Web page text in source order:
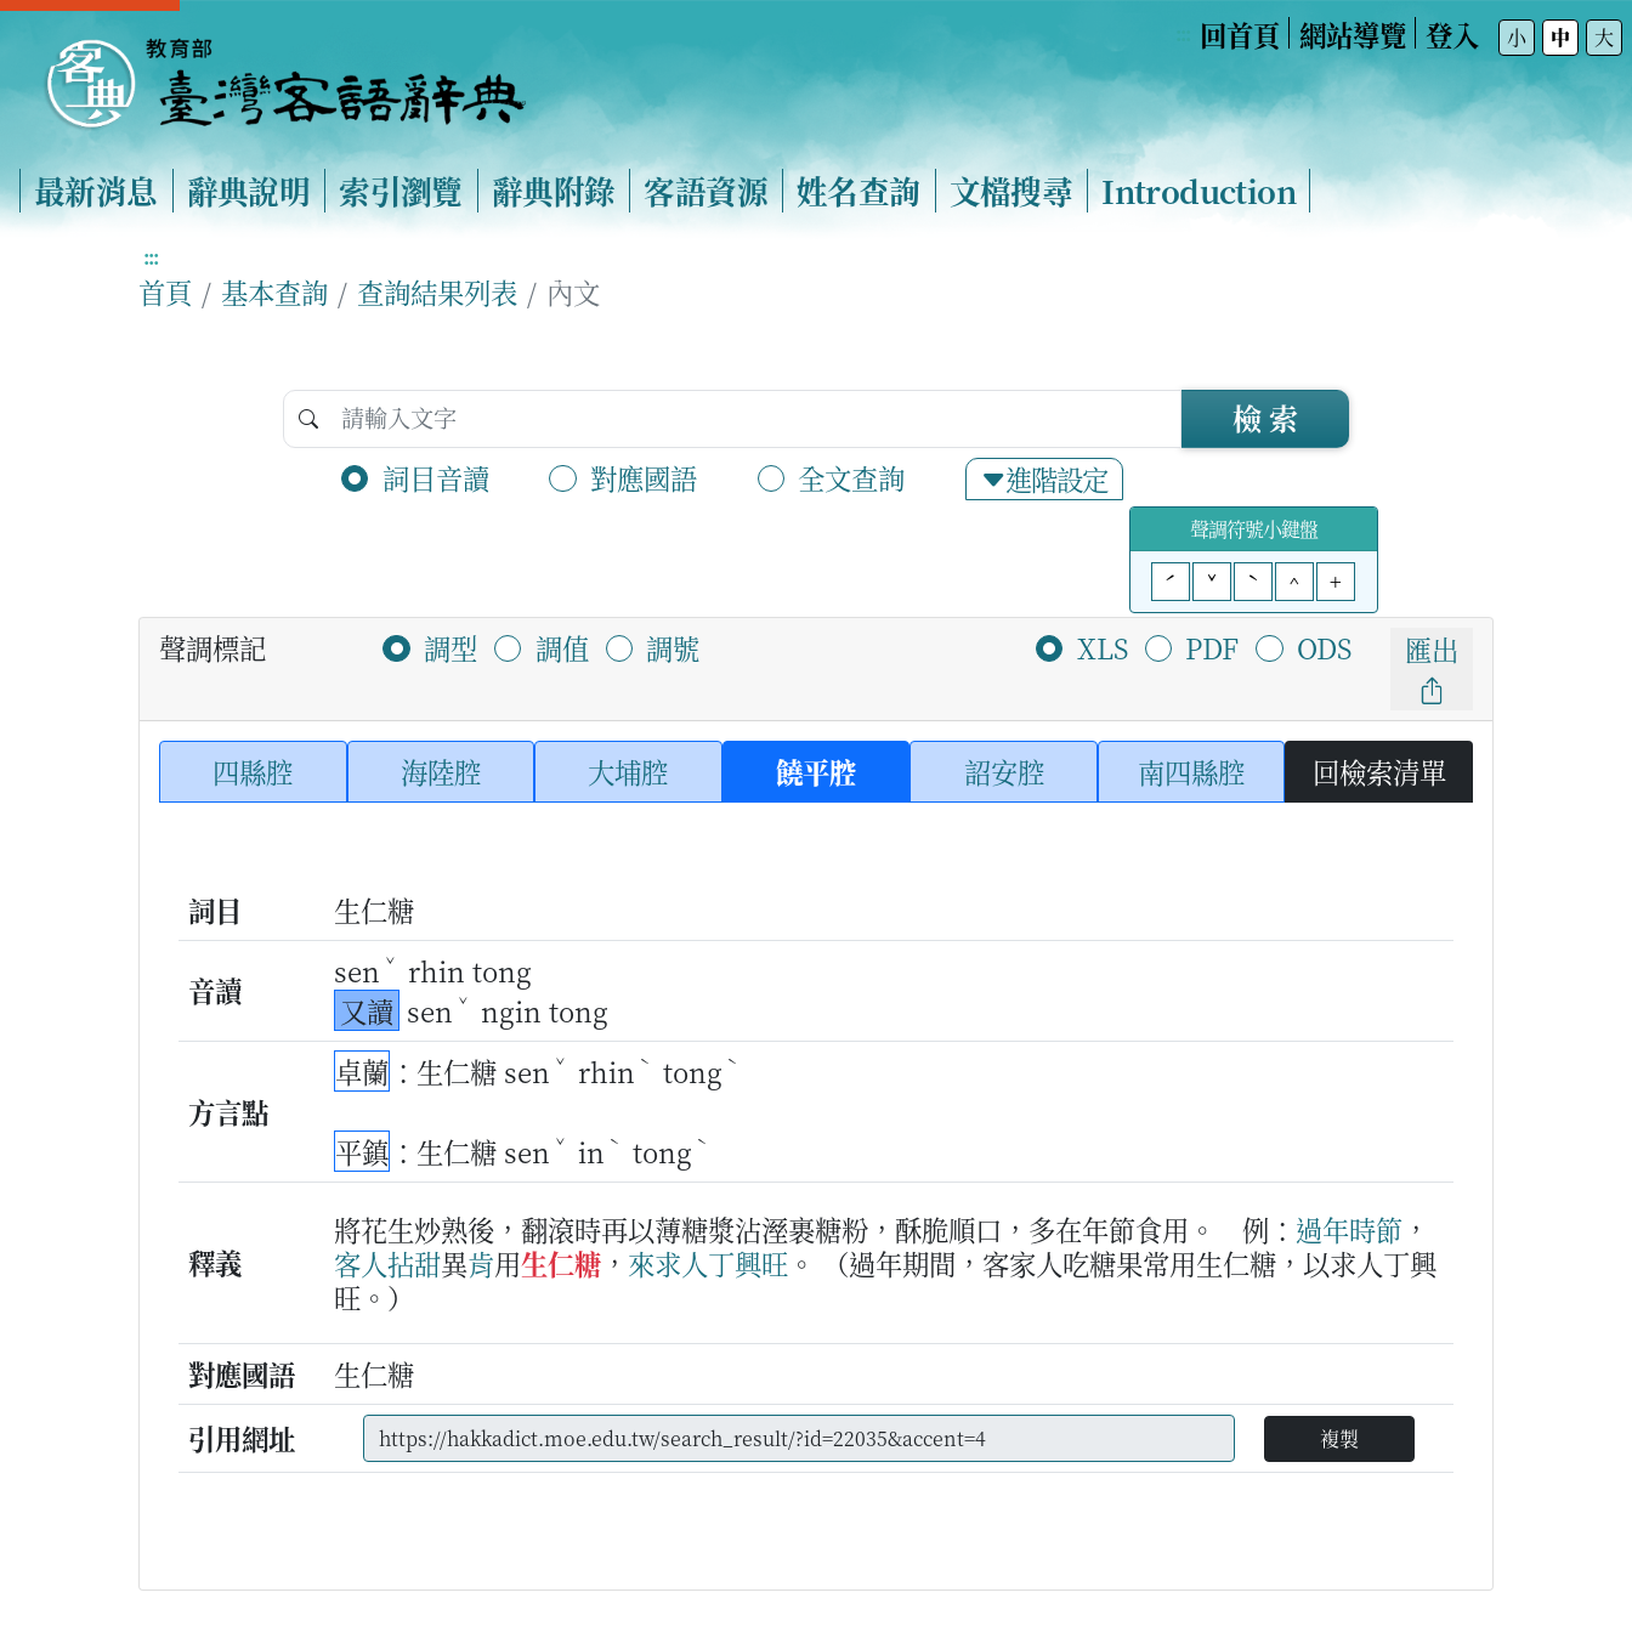
回首頁 網站導覽 登入 小 中 大
最新消息 辭典說明 索引瀏覽 辭典附錄 客語資源 姓名查詢 文檔搜尋 Introduction
:::
首頁 基本查詢 查詢結果列表 內文
詞目音讀 對應國語 全文查詢 進階設定
檢 索
聲調符號小鍵盤
ˊ
ˇ ˋ ^ +
聲調標記 調型 調值 調號 XLS PDF ODS 匯出
四縣腔 海陸腔 大埔腔 饒平腔 詔安腔 南四縣腔 回檢索清單
詞目 生仁糖
音讀 sen ˇ rhin tong
又讀 sen ˇ ngin tong
方言點
卓蘭 ：生仁糖 sen ˇ rhin ˋ tong ˋ
平鎮 ：生仁糖 sen ˇ in ˋ tong ˋ
釋義
將花生炒熟後，翻滾時再以薄糖漿沾溼裹糖粉，酥脆順口，多在年節食用。 例： 過年時節 ，
客人拈甜異肯用生仁糖 ， 來求人丁興旺 。
（過年期間，客家人吃糖果常用生仁糖，以求人丁興
旺。）
對應國語
生仁糖
引用網址
複製